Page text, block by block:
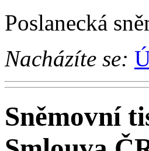
Poslanecká
Nacházíte se:
Sněmovní